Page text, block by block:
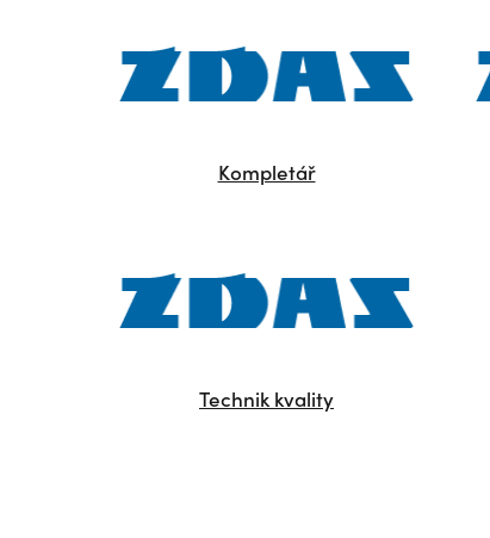
Kompletář
Technik kvality